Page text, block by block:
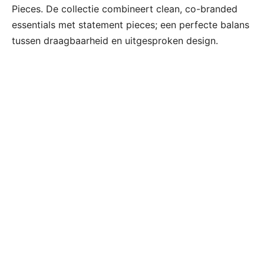
Pieces. De collectie combineert clean, co-branded
essentials met statement pieces; een perfecte balans
tussen draagbaarheid en uitgesproken design.